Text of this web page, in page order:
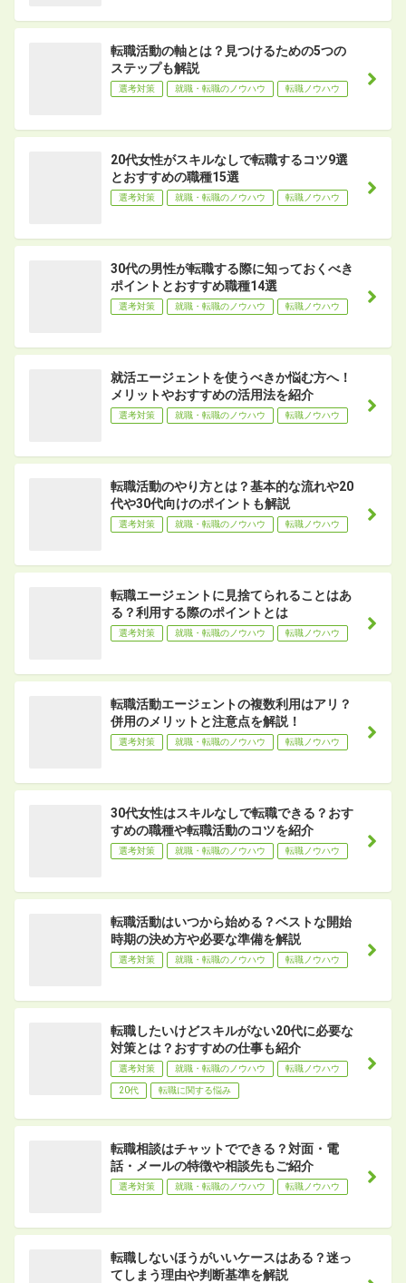
転職活動の軸とは？見つけるための5つの
ステップも解説
選考対策 就職・転職のノウハウ 転職ノウハウ
20代女性がスキルなしで転職するコツ9選
とおすすめの職種15選
選考対策 就職・転職のノウハウ 転職ノウハウ
30代の男性が転職する際に知っておくべき
ポイントとおすすめ職種14選
選考対策 就職・転職のノウハウ 転職ノウハウ
就活エージェントを使うべきか悩む方へ！
メリットやおすすめの活用法を紹介
選考対策 就職・転職のノウハウ 転職ノウハウ
転職活動のやり方とは？基本的な流れや20
代や30代向けのポイントも解説
選考対策 就職・転職のノウハウ 転職ノウハウ
転職エージェントに見捨てられることはあ
る？利用する際のポイントとは
選考対策 就職・転職のノウハウ 転職ノウハウ
転職活動エージェントの複数利用はアリ？
併用のメリットと注意点を解説！
選考対策 就職・転職のノウハウ 転職ノウハウ
30代女性はスキルなしで転職できる？おす
すめの職種や転職活動のコツを紹介
選考対策 就職・転職のノウハウ 転職ノウハウ
転職活動はいつから始める？ベストな開始
時期の決め方や必要な準備を解説
選考対策 就職・転職のノウハウ 転職ノウハウ
転職したいけどスキルがない20代に必要な
対策とは？おすすめの仕事も紹介
選考対策 就職・転職のノウハウ 転職ノウハウ
20代 転職に関する悩み
転職相談はチャットでできる？対面・電
話・メールの特徴や相談先もご紹介
選考対策 就職・転職のノウハウ 転職ノウハウ
転職しないほうがいいケースはある？迷っ
てしまう理由や判断基準を解説